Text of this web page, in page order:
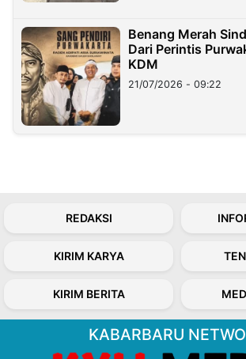
Benang Merah
Dari Perintis
KDM
21/07/2026 - 09:22
REDAKSI
KIRIM KARYA
KIRIM BERITA
KABARBARU